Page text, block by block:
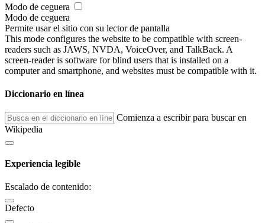
Modo de ceguera
Modo de ceguera
Permite usar el sitio con su lector de pantalla
This mode configures the website to be compatible with screen-
readers such as JAWS, NVDA, VoiceOver, and TalkBack. A
screen-reader is software for blind users that is installed on a
computer and smartphone, and websites must be compatible with it.
Diccionario en línea
Comienza a escribir para buscar en
Wikipedia
Experiencia legible
Escalado de contenido:
Defecto